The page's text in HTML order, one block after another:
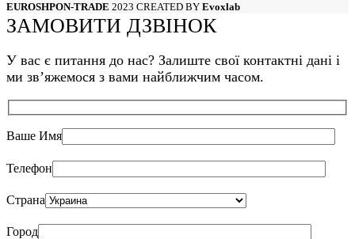
Николаев
Одесса
Тернополь
Харьков
EUROSHPON-TRADE 2023 CREATED BY Evoxlab
ЗАМОВИТИ ДЗВІНОК
У вас є питання до нас? Залиште свої контактні дані і
ми звʼяжемося з вами найближчим часом.
Ваше Имя
Телефон
Страна
Город